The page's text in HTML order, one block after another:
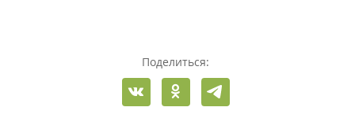
Поделиться: